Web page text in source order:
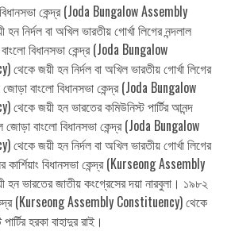
কেন্দ্র (Joda Bungalow Assembly
নির্দল বা অখিল ভারতীয় গোর্খা লিগের নন্দলাল
বিধানসভা কেন্দ্র (Joda Bungalow
জয়ী হন নির্দল বা অখিল ভারতীয় গোর্খা লিগের
বাংলো বিধানসভা কেন্দ্র (Joda Bungalow
জয়ী হন ভারতের কমিউনিস্ট পার্টির আনন্দ
বাংলো বিধানসভা কেন্দ্র (Joda Bungalow
জয়ী হন নির্দল বা অখিল ভারতীয় গোর্খা লিগের
বিধানসভা কেন্দ্র (Kurseong Assembly
ভারতের জাতীয় কংগ্রেসের দয়া নারবুলা। ১৯৮২
কেন্দ্র (Kurseong Assembly Constituency) থেকে
হরকা বাহাদুর রাই।